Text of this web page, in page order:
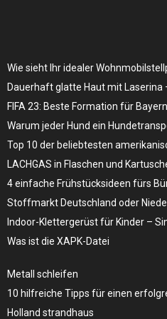
Wie sieht Ihr idealer
Dauerhaft glatte Haut mit Laserina
FIFA 23: Beste Formation für
Warum jeder Hund ein
Top 10 der beliebtesten
LACHGAS in Flaschen und
4 einfache Frühstücksideen fürs
Stoffmarkt Deutschland oder
Indoor-Klettergerüst für Kinder –
Was ist die XAPK-Datei
Metall schleifen
10 hilfreiche Tipps für einen
Holland strandhaus